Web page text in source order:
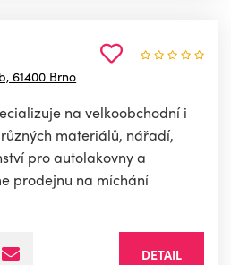
61400 Brno
na velkoobchodní i
materiálů, nářadí,
pro autolakovny a
prodejnu na míchání
DETAIL